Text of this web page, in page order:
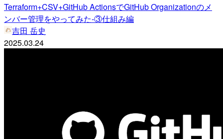
Terraform+CSV+GitHub ActionsでGitHub Organizationのメ
ンバー管理をやってみた-③仕組み編
吉田 岳史
2025.03.24